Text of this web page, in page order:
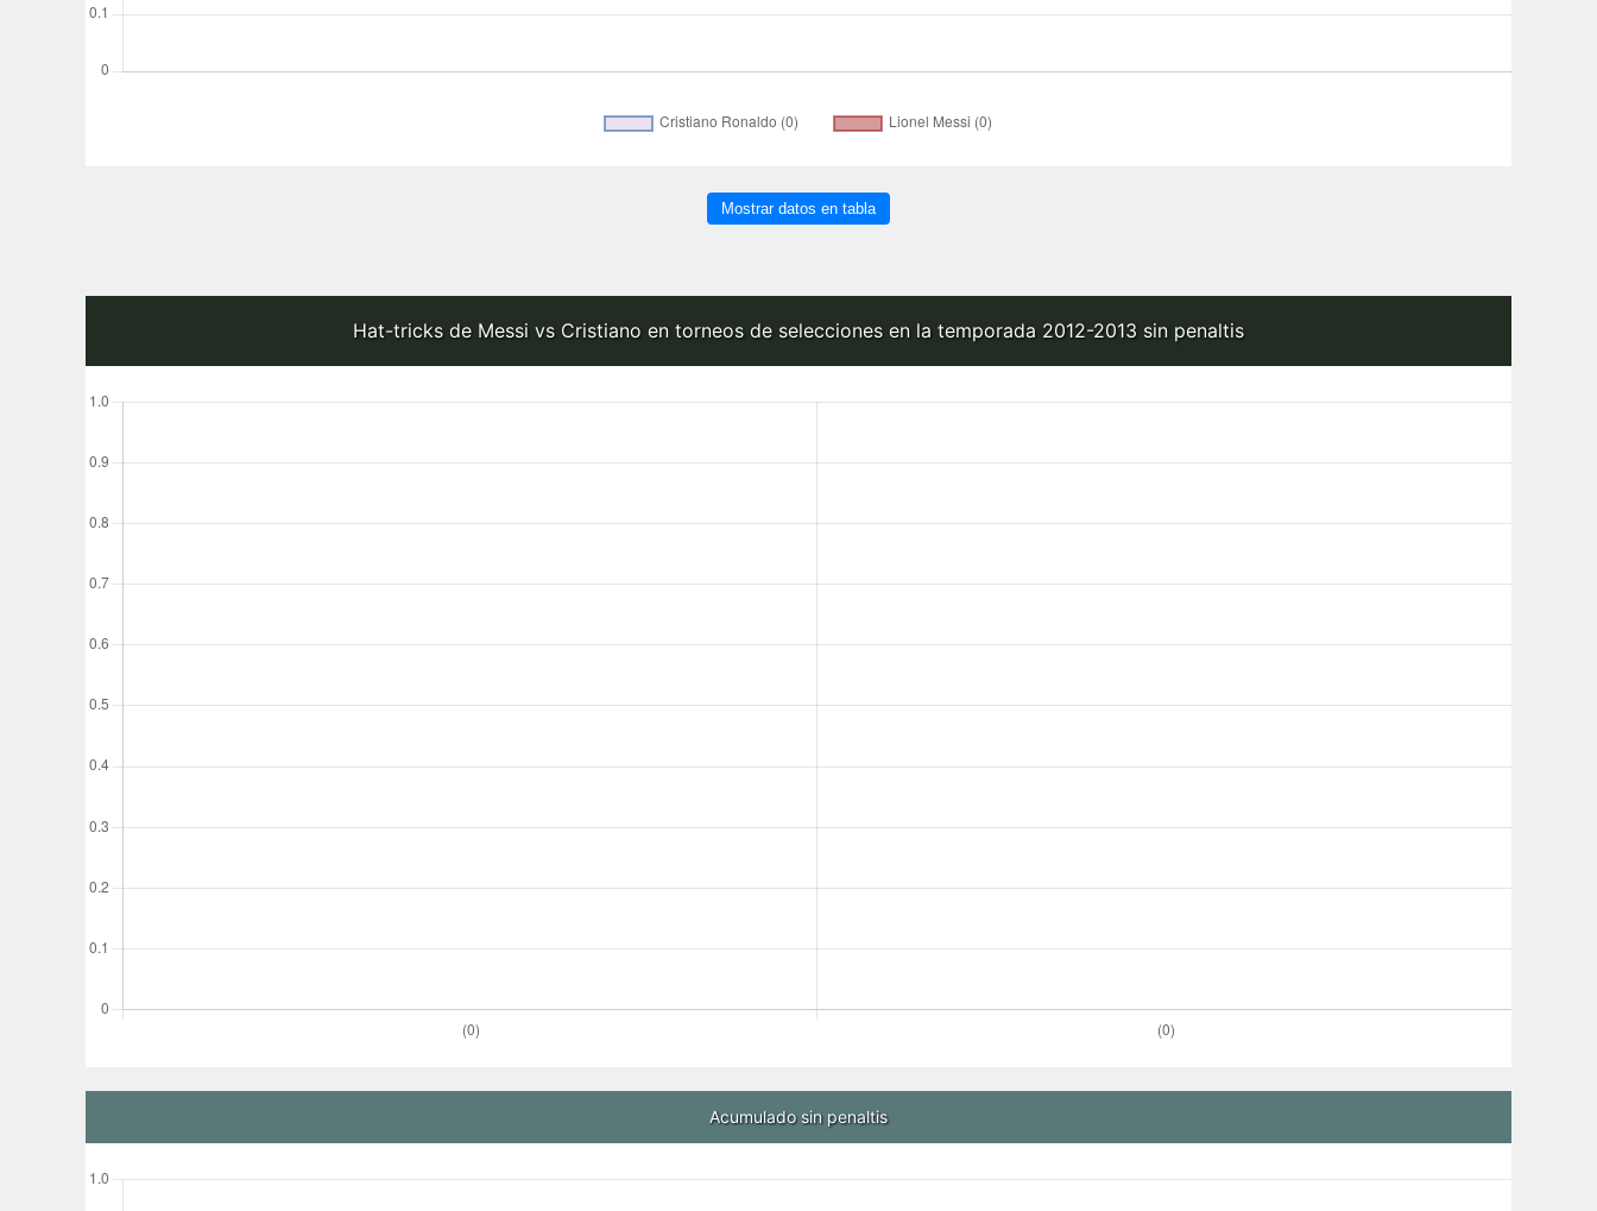
Mostrar datos en tabla
Hat-tricks de Messi vs Cristiano en torneos de selecciones en la temporada 2012-2013 sin penaltis
Acumulado sin penaltis